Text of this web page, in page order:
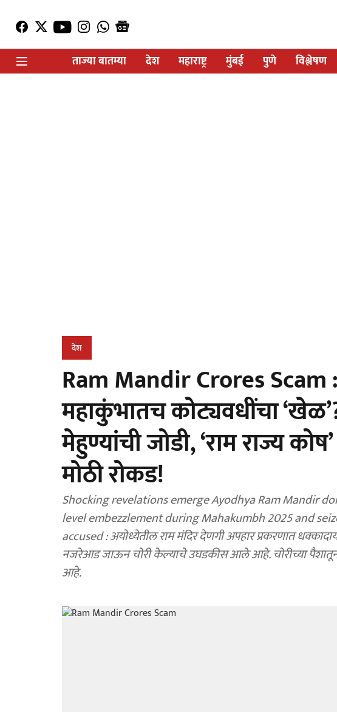
ताज्या बातम्या
देश महाराष्ट्र मुंबई पुणे विश्लेषण
देश
Ram Mandir Crores Scam :
महाकुंभातच कोट्यवधींचा
मेहुण्यांची जोडी, ‘राम राज्य
मोठी रोकड!
Shocking revelations emerge Ayodhya Ram Mandir
level embezzlement during Mahakumbh 2025 and
accused : अयोध्येतील राम मंदिर देणगी अपहार प्रकरणात
नजरेआड जाऊन चोरी केल्याचे उघडकीस आले आहे. चोरीच्या पैशातून
आहे.